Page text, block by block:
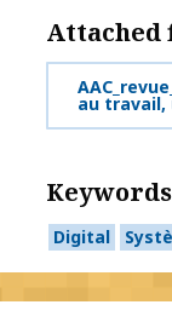
Attached
au travail,
Keywords
Digital